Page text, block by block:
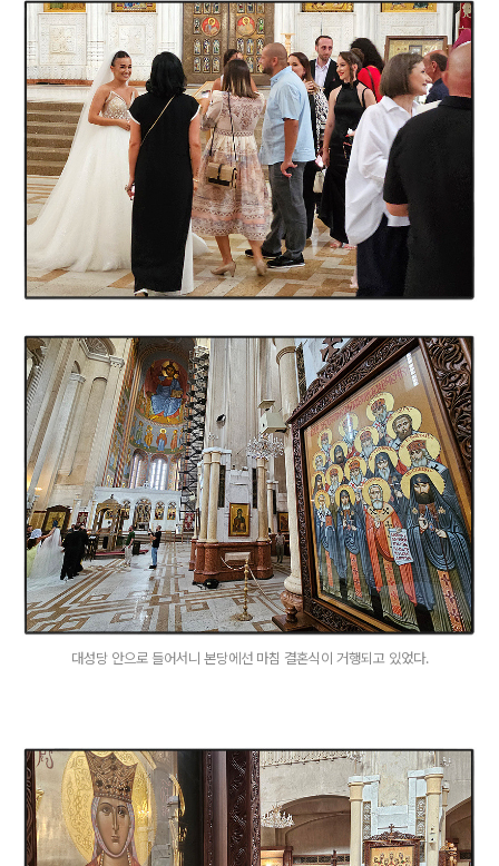
대성당 안으로 들어서니 본당에선 마침 결혼식이 거행되고 있었다.